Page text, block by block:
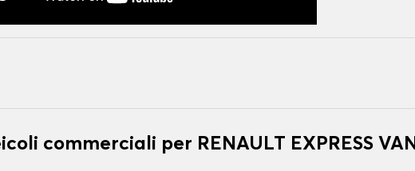
commerciali per RENAULT EXPRESS VAN